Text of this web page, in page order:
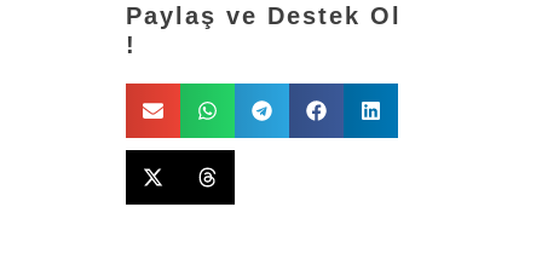
Paylaş ve Destek Ol
!